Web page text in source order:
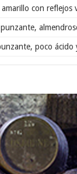
amarillo con reflejos
poco ácido